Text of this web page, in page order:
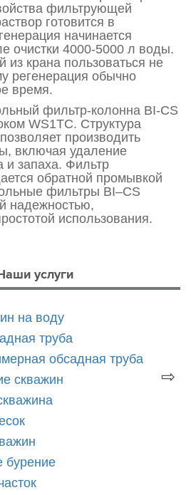
фильтрующей
готовится в
начинается
очистки 4000-5000 л воды.
из крана пользоваться не
регенерация обычно
время.
фильтр-колонна BI-CS
WS1TC. Структура
производить
включая удаление
и запаха. Фильтр
обратной промывкой
фильтры BI–CS
надежностью,
использования.
услуги
на воду
труба
обсадная труба
скважин
бурение
⇨